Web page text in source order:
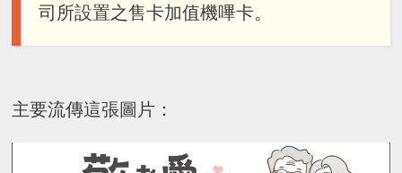
司所設置之售卡加值機嗶卡。
主要流傳這張圖片：